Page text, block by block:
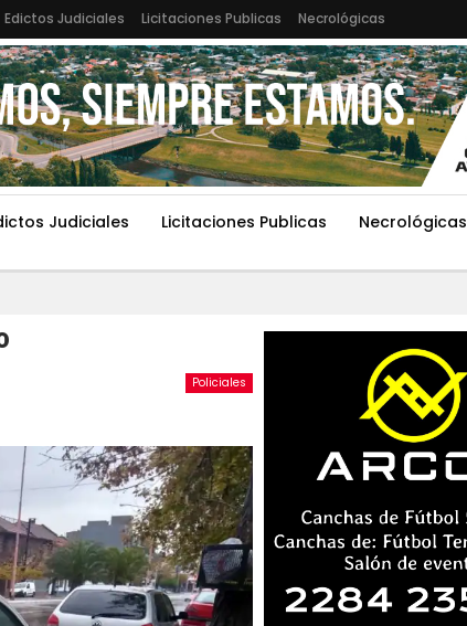
Edictos Judiciales Licitaciones Publicas Necrológicas
Judiciales Licitaciones Publicas Necrológicas
Policiales